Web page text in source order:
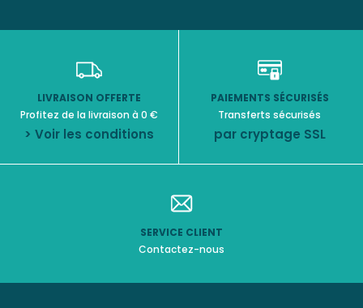
LIVRAISON OFFERTE
Profitez de la livraison à 0 €
> Voir les conditions
PAIEMENTS SÉCURISÉS
Transferts sécurisés
par cryptage SSL
SERVICE CLIENT
Contactez-nous